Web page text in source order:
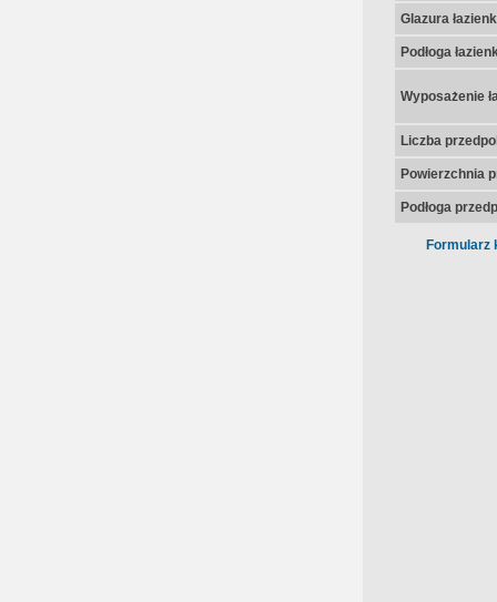
Glazura
Podłoga
Wyposażenie
Liczba
Powierzchnia
Podłoga
Formularz